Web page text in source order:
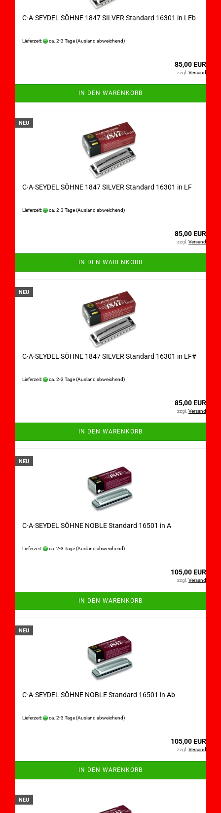
C·A·SEYDEL SÖHNE 1847 SILVER Standard 16301 in LEb
Lieferzeit: ca. 2-3 Tage(Ausland abweichend)
85,00 EUR
zzgl. Versand
IN DEN WARENKORB
NEU
C·A·SEYDEL SÖHNE 1847 SILVER Standard 16301 in LF
Lieferzeit: ca. 2-3 Tage(Ausland abweichend)
85,00 EUR
zzgl. Versand
IN DEN WARENKORB
NEU
C·A·SEYDEL SÖHNE 1847 SILVER Standard 16301 in LF#
Lieferzeit: ca. 2-3 Tage(Ausland abweichend)
85,00 EUR
zzgl. Versand
IN DEN WARENKORB
NEU
C·A·SEYDEL SÖHNE NOBLE Standard 16501 in A
Lieferzeit: ca. 2-3 Tage(Ausland abweichend)
105,00 EUR
zzgl. Versand
IN DEN WARENKORB
NEU
C·A·SEYDEL SÖHNE NOBLE Standard 16501 in Ab
Lieferzeit: ca. 2-3 Tage(Ausland abweichend)
105,00 EUR
zzgl. Versand
IN DEN WARENKORB
NEU